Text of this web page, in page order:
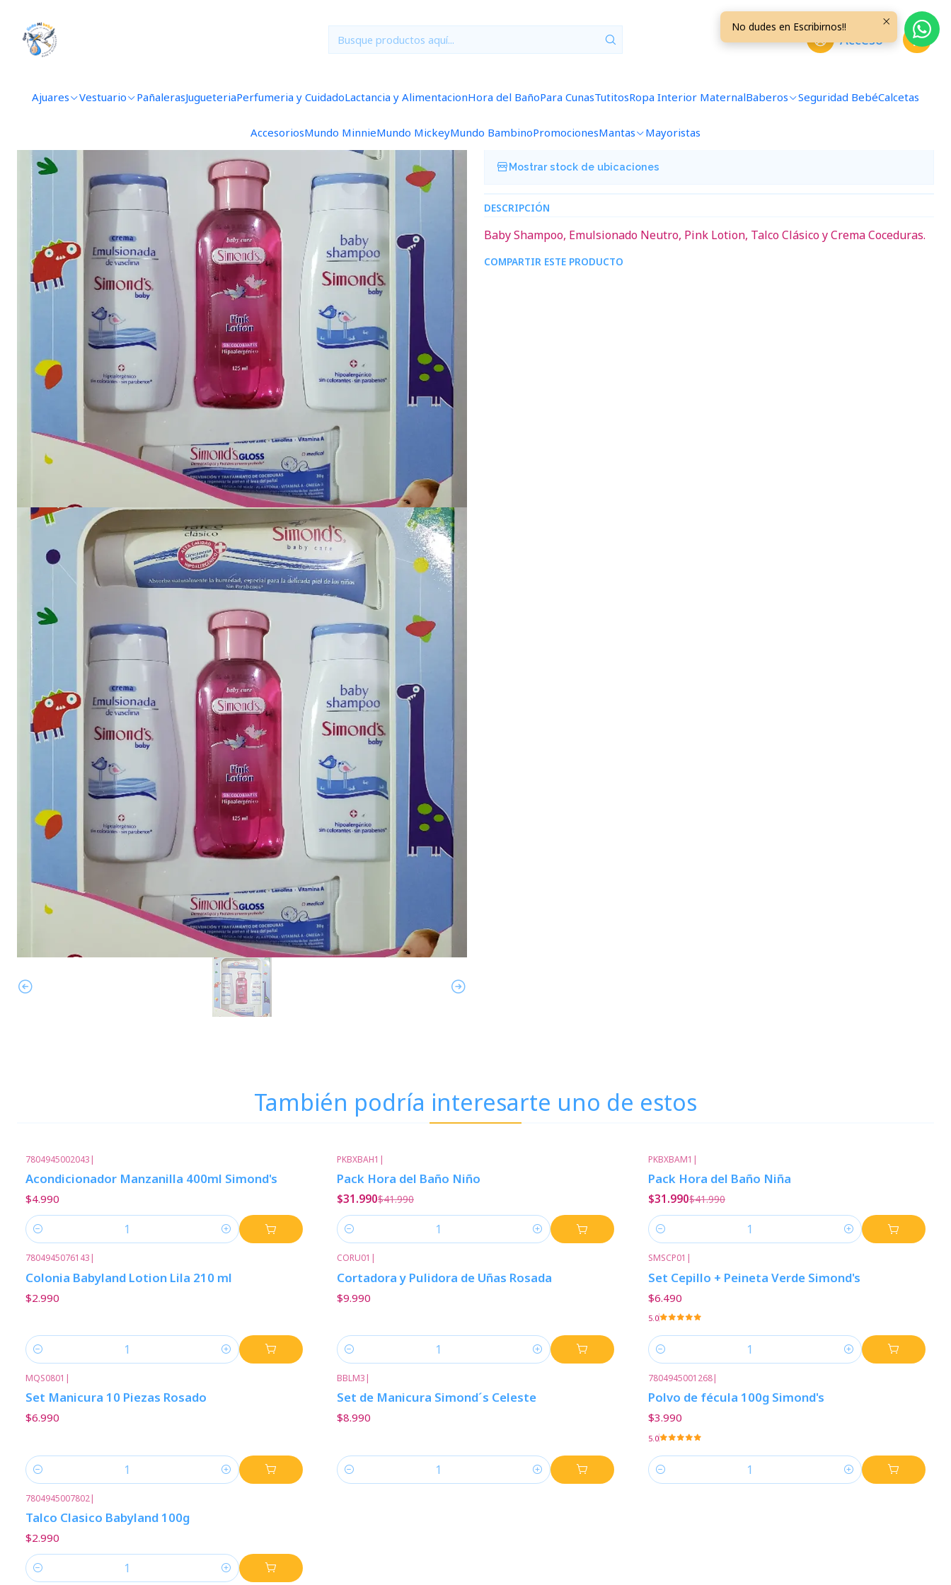
Acceso
Ajuares Vestuario PañalerasJugueteriaPerfumeria y CuidadoLactancia y AlimentacionHora del BañoPara CunasTutitosRopa Interior MaternalBaberos Seguridad BebéCalcetas
AccesoriosMundo MinnieMundo MickeyMundo BambinoPromocionesMantas Mayoristas
Mostrar stock de ubicaciones
DESCRIPCIÓN
Baby Shampoo, Emulsionado Neutro, Pink Lotion, Talco Clásico y Crema Coceduras.
COMPARTIR ESTE PRODUCTO
También podría interesarte uno de estos
7804945002043 |
Acondicionador Manzanilla 400ml Simond's
$4.990
Cantidad
PKBXBAH1 |
Pack Hora del Baño Niño
$31.990$41.990
Cantidad
PKBXBAM1 |
Pack Hora del Baño Niña
$31.990$41.990
Cantidad
7804945076143 |
Colonia Babyland Lotion Lila 210 ml
$2.990
Cantidad
CORU01 |
Cortadora y Pulidora de Uñas Rosada
$9.990
Cantidad
SMSCP01 |
Set Cepillo + Peineta Verde Simond's
$6.490
5.0
Cantidad
MQS0801 |
Set Manicura 10 Piezas Rosado
$6.990
Cantidad
BBLM3 |
Set de Manicura Simond´s Celeste
$8.990
Cantidad
7804945001268|
Polvo de fécula 100g Simond's
$3.990
5.0
Cantidad
7804945007802|
Talco Clasico Babyland 100g
$2.990
Cantidad
No dudes en Escribirnos!!